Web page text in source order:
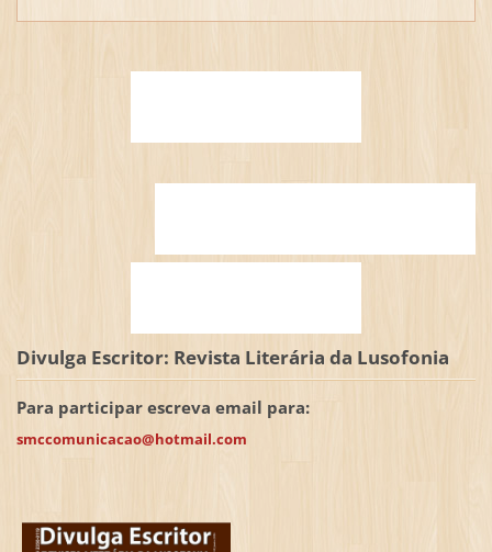
Divulga Escritor: Revista Literária da Lusofonia
Para participar escreva email para:
smccomunicacao@hotmail.com